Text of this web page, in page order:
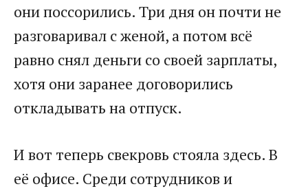
они поссорились. Три дня он почти не
разговаривал с женой, а потом всё
равно снял деньги со своей зарплаты,
хотя они заранее договорились
откладывать на отпуск.
И вот теперь свекровь стояла здесь. В
её офисе. Среди сотрудников и